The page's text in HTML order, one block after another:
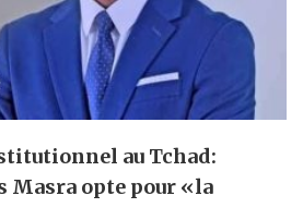
au Tchad:
Masra opte pour «la